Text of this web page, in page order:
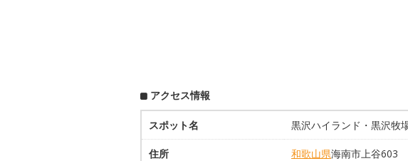
アクセス情報
スポット名 黒沢ハイランド・黒沢牧
住所 和歌山県海南市上谷603